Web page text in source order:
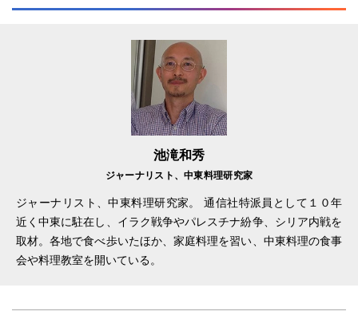
池滝和秀
ジャーナリスト、中東料理研究家
ジャーナリスト、中東料理研究家。 通信社特派員として１０年
近く中東に駐在し、イラク戦争やパレスチナ紛争、シリア内戦を
取材。各地で食べ歩いたほか、家庭料理を習い、中東料理の食事
会や料理教室を開いている。